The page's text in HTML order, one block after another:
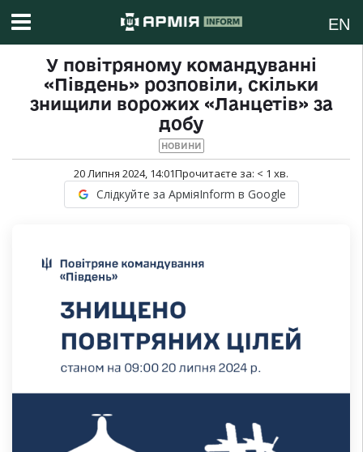
EN
У повітряному командуванні
«Південь» розповіли, скільки
знищили ворожих «Ланцетів» за
добу
НОВИНИ
20 Липня 2024, 14:01Прочитаєте за: < 1 хв.
Слідкуйте за АрміяInform в Google